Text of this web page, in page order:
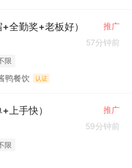
全勤奖+老板好） 推广
57分钟前
限
鸭餐饮 认证
上手快） 推广
59分钟前
限